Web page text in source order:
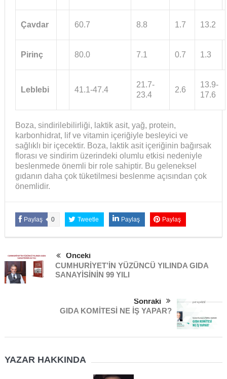
Çavdar 60.7 8.8 1.7 13.2
Pirinç 80.0 7.1 0.7 1.3
Leblebi 41.1-47.4
21.7-
23.4
2.6
13.9-
17.6
Boza, sindirilebilirliği, laktik asit, yağ, protein,
karbonhidrat, lif ve vitamin içeriğiyle besleyici ve
sağlıklı bir içecektir. Boza, laktik asit içeriğinin bağırsak
florası ve sindirim üzerindeki olumlu etkisi nedeniyle
beslenmede önemli bir role sahiptir. Bu geleneksel
gıdanın daha çok tüketilmesi beslenme açısından çok
önemlidir.
Paylaş 0 Tweetle Paylaş Paylaş
Önceki
CUMHURİYET’İN YÜZÜNCÜ YILINDA GIDA
SANAYİSİNİN 99 YILI
Sonraki
GIDA KOMİTESİ NE İŞ YAPAR?
YAZAR HAKKINDA